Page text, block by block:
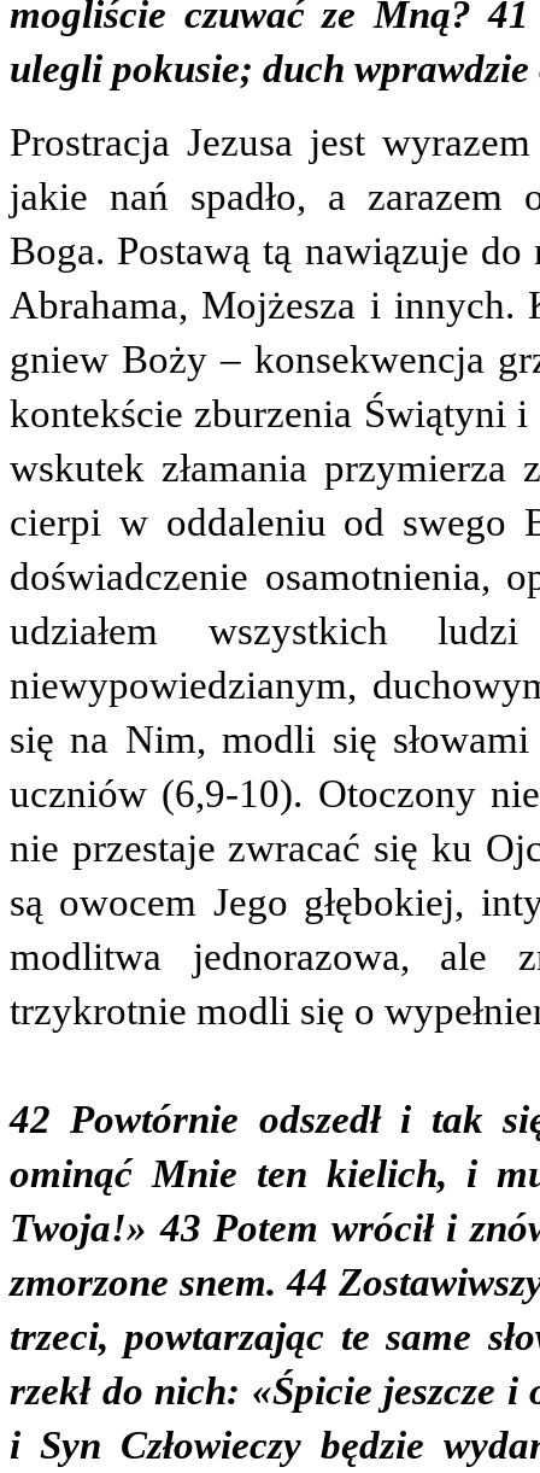
mogliście czuwać ze Mną?
ulegli pokusie; duch wprawdzie
Prostracja Jezusa jest
jakie nań spadło, a zarazem
Boga. Postawą tą nawiązuje
Abrahama, Mojżesza i innych.
gniew Boży – konsekwencja
kontekście zburzenia Świątyni
wskutek złamania przymierza
cierpi w oddaleniu od swego
doświadczenie osamotnienia,
udziałem wszystkich
niewypowiedzianym,
się na Nim, modli się
uczniów (6,9-10). Otoczony
nie przestaje zwracać się ku
są owocem Jego głębokiej,
modlitwa jednorazowa, ale
trzykrotnie modli się o
42 Powtórnie odszedł i tak
ominąć Mnie ten kielich, i
Twoja!» 43 Potem wrócił i
zmorzone snem. 44
trzeci, powtarzając te same
rzekł do nich: «Śpicie jeszcze i
i Syn Człowieczy będzie